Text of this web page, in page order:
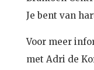
Je bent van
Voor meer
met Adri de